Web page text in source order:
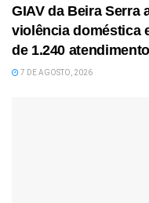
GIAV da Beira Serra
violência doméstica
de 1.240
7 DE AGOSTO, 2026